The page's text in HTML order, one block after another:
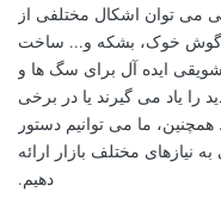
می توان اشکال مختلفی از
گوش خوک، بشکه و... ساخت
ایده آل برای سگ ها و
یاد می گیرند یا در برخی
ما می توانیم دستور
نیازهای مختلف بازار ارائه
دهیم.